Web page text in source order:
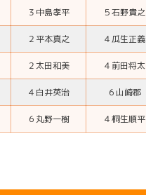
３ 中島孝平 ５石野貴之
２ 平本真之 ４瓜生正義
２太田和美 ４ 前田将太
４ 白井英治 ６ 山崎郡
６ 丸野一樹 ４桐生順平